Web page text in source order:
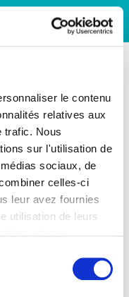
le contenu
relatives aux
trafic. Nous
sur l'utilisation de
sociaux, de
celles-ci
leur avez fournies
utilisation de leurs